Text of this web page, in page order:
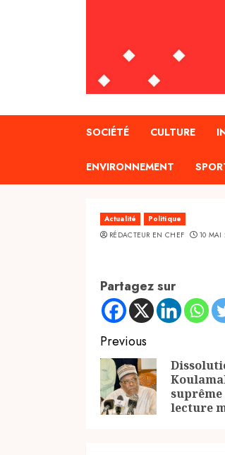
SOCIÉTÉ CULTURE
ENVIRONNEMENT
Actualité
Politique
RÉDACTEUR EN CHEF
10 MAI
Partagez sur
Continue
Reading
Previous
suprême
lecture